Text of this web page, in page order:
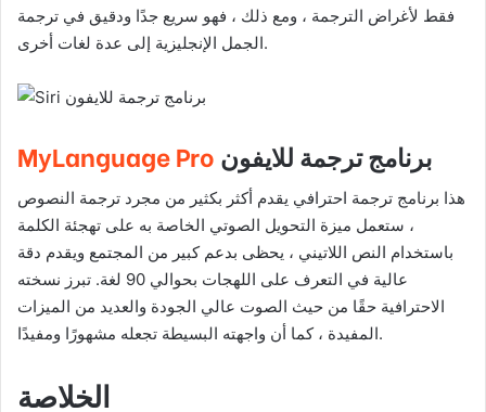
فقط لأغراض الترجمة ، ومع ذلك ، فهو سريع جدًا ودقيق في ترجمة
الجمل الإنجليزية إلى عدة لغات أخرى.
MyLanguage Pro برنامج ترجمة للايفون
هذا برنامج ترجمة احترافي يقدم أكثر بكثير من مجرد ترجمة النصوص
، ستعمل ميزة التحويل الصوتي الخاصة به على تهجئة الكلمة
باستخدام النص اللاتيني ، يحظى بدعم كبير من المجتمع ويقدم دقة
عالية في التعرف على اللهجات بحوالي 90 لغة. تبرز نسخته
الاحترافية حقًا من حيث الصوت عالي الجودة والعديد من الميزات
المفيدة ، كما أن واجهته البسيطة تجعله مشهورًا ومفيدًا.
الخلاصة